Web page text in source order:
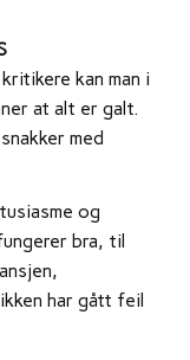
kan man i
at alt er galt.
med
og
bra, til
har gått feil